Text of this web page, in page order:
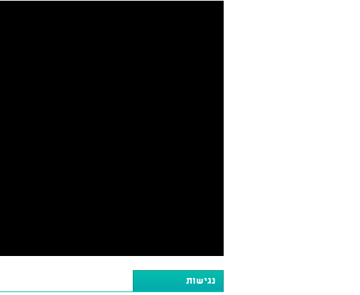
נגישות